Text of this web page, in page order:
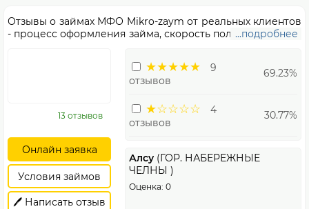
Отзывы о займах МФО Mikro-zaym от реальных клиентов
- процесс оформления займа, скорость получения денег,
...подробнее
13 отзывов
Онлайн заявка
Условия займов
🖊️ Написать отзыв
★★★★★
9
отзывов
69.23%
★☆☆☆☆
4
отзывов
30.77%
Алсу (ГОР. НАБЕРЕЖНЫЕ
ЧЕЛНЫ )
Оценка: 0